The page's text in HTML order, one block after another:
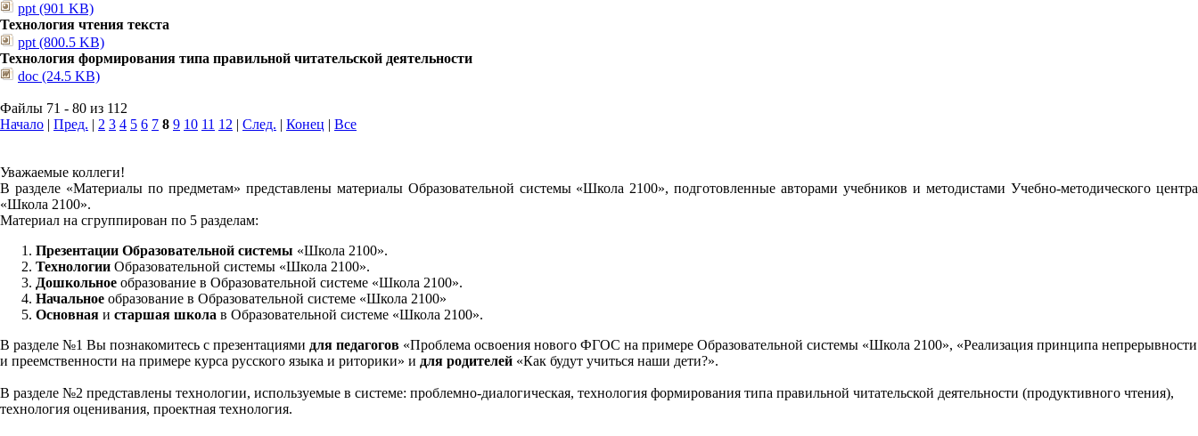
ppt (901 KB)
Технология чтения текста
ppt (800.5 KB)
Технология формирования типа правильной читательской деятельности
doc (24.5 KB)
Файлы 71 - 80 из 112
Начало | Пред. | 2 3 4 5 6 7 8 9 10 11 12 | След. | Конец | Все
Уважаемые коллеги!
В разделе «Материалы по предметам» представлены материалы Образовательной системы «Школа 2100», подготовленные авторами учебников и методистами Учебно-методического центра
«Школа 2100».
Материал на сгруппирован по 5 разделам:
Презентации Образовательной системы «Школа 2100».
Технологии Образовательной системы «Школа 2100».
Дошкольное образование в Образовательной системе «Школа 2100».
Начальное образование в Образовательной системе «Школа 2100»
Основная и старшая школа в Образовательной системе «Школа 2100».
В разделе №1 Вы познакомитесь с презентациями для педагогов «Проблема освоения нового ФГОС на примере Образовательной системы «Школа 2100», «Реализация принципа непрерывности
и преемственности на примере курса русского языка и риторики» и для родителей «Как будут учиться наши дети?».
В разделе №2 представлены технологии, используемые в системе: проблемно-диалогическая, технология формирования типа правильной читательской деятельности (продуктивного чтения),
технология оценивания, проектная технология.